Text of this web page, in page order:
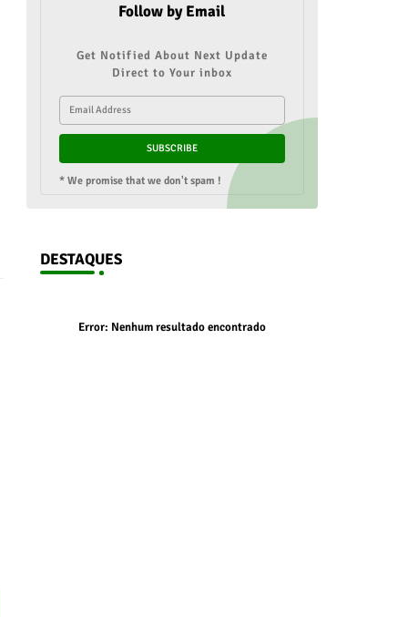
Follow by Email
Get Notified About Next Update
Direct to Your inbox
* We promise that we don't spam !
DESTAQUES
Error: Nenhum resultado encontrado